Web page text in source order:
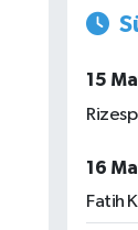
15
16
Fatih